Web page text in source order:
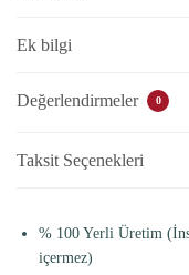
Ek bilgi
Değerlendirmeler 0
Taksit Seçenekleri
% 100 Yerli Üretim
içermez)